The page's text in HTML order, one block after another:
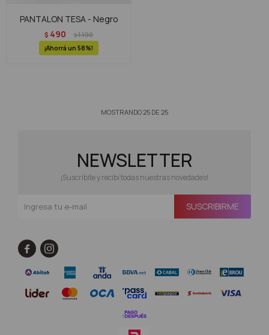
PANTALON TESA - Negro
$ 490 $1.190
58
MOSTRANDO 25 DE 25
NEWSLETTER
¡Suscribite y recibí todas nuestras novedades!
SUSCRIBIRME
 